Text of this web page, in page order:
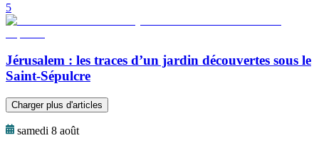
5
Jérusalem : les traces d’un jardin découvertes sous le
Saint-Sépulcre
Charger plus d'articles
samedi 8 août